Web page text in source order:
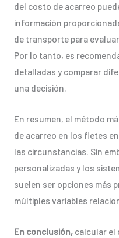
del costo de acarreo
información
de transporte para
Por lo tanto, es
detalladas y comparar
una decisión.
En resumen, el método
de acarreo en los fletes
las circunstancias. Sin
personalizadas y los
suelen ser opciones más
múltiples variables
En conclusión,calcular el